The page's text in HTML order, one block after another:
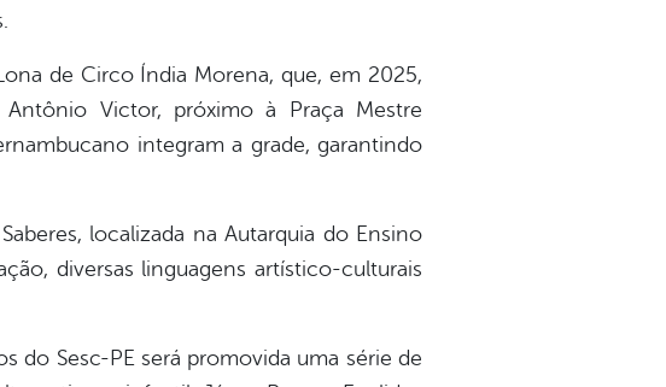
de Circo Índia Morena, que, em 2025,
Victor, próximo à Praça Mestre
integram a grade, garantindo
localizada na Autarquia do Ensino
diversas linguagens artístico-culturais
do Sesc-PE será promovida uma série de